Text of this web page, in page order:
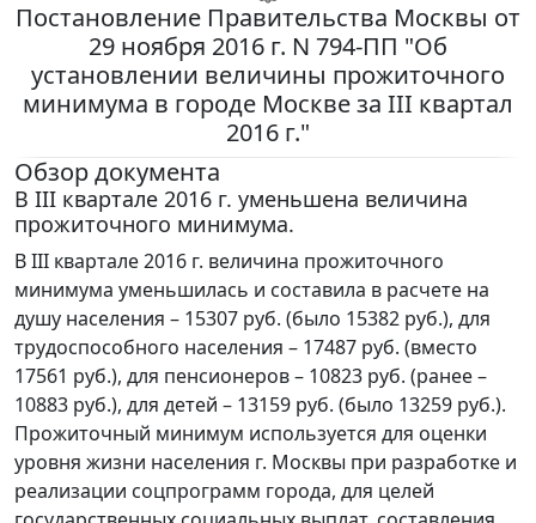
Постановление Правительства Москвы от
29 ноября 2016 г. N 794-ПП "Об
установлении величины прожиточного
минимума в городе Москве за III квартал
2016 г."
Обзор документа
В III квартале 2016 г. уменьшена величина
прожиточного минимума.
В III квартале 2016 г. величина прожиточного
минимума уменьшилась и составила в расчете на
душу населения – 15307 руб. (было 15382 руб.), для
трудоспособного населения – 17487 руб. (вместо
17561 руб.), для пенсионеров – 10823 руб. (ранее –
10883 руб.), для детей – 13159 руб. (было 13259 руб.).
Прожиточный минимум используется для оценки
уровня жизни населения г. Москвы при разработке и
реализации соцпрограмм города, для целей